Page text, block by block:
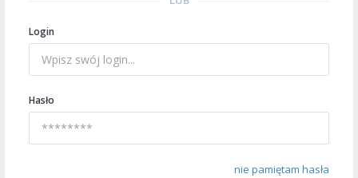
Login
Hasło
nie pamiętam hasła